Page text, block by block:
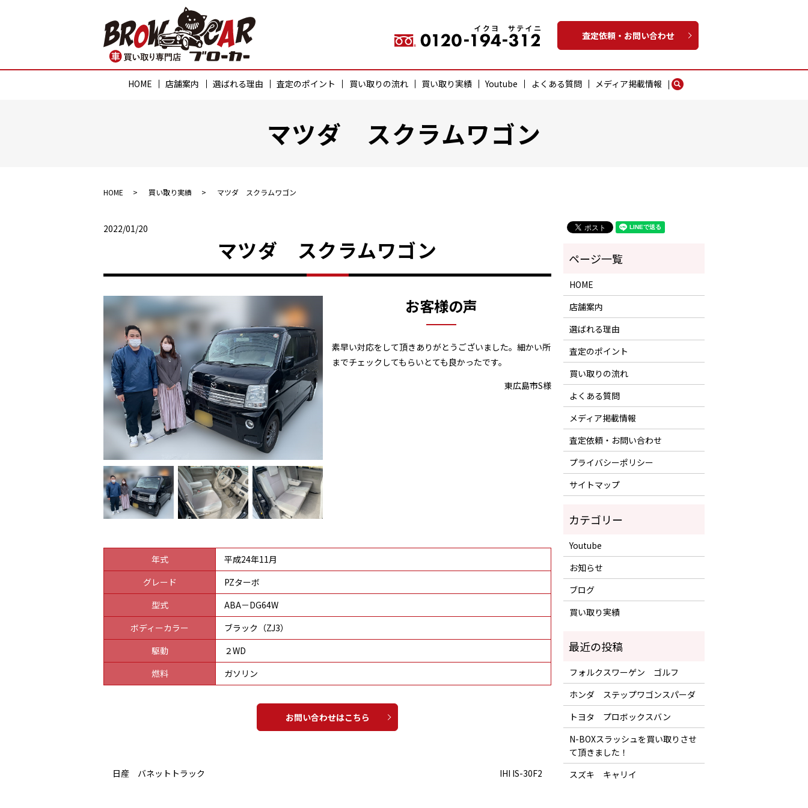
HOME 店舗案内 選ばれる理由 査定のポイント 買い取りの流れ 買い取り実績 Youtube よくある質問 メディア掲載情報 search
査定依頼・お問い合わせ
マツダ スクラムワゴン
HOME 買い取り実績 マツダ スクラムワゴン
2022/01/20
マツダ スクラムワゴン
お客様の声
素早い対応をして頂きありがとうございました。細かい所
までチェックしてもらいとても良かったです。
東広島市S様
年式
平成24年11月
グレード
PZターボ
型式
ABA－DG64W
ボディーカラー
ブラック（ZJ3）
駆動
２WD
燃料
ガソリン
お問い合わせはこちら
日産 バネットトラック IHI IS-30F2
HOME
店舗案内
選ばれる理由
査定のポイント
買い取りの流れ
よくある質問
メディア掲載情報
査定依頼・お問い合わせ
プライバシーポリシー
サイトマップ
Youtube
お知らせ
ブログ
買い取り実績
フォルクスワーゲン ゴルフ
ホンダ ステップワゴンスパーダ
トヨタ プロボックスバン
N-BOXスラッシュを買い取りさせ
て頂きました！
スズキ キャリイ